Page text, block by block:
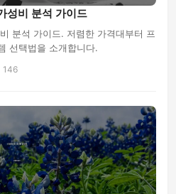
성비 분석 가이드
분석 가이드. 저렴한 가격대부터 프
선택법을 소개합니다.
146